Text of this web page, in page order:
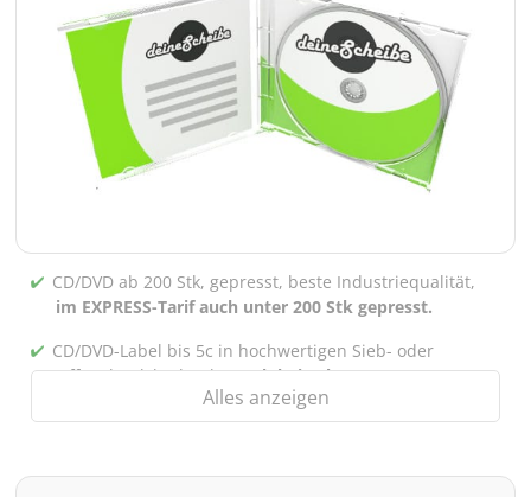
CD/DVD ab 200 Stk, gepresst, beste Industriequalität,
im EXPRESS-Tarif auch unter 200 Stk gepresst.
CD/DVD-Label bis 5c in hochwertigen Sieb- oder
Offsetdruck bedruckt,auch bei gebrannten CDs/DVDs
Alles anzeigen